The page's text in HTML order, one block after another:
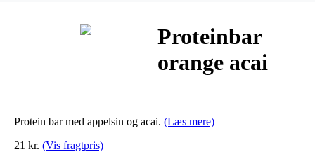
Proteinbar
orange acai
50 G
Protein bar med appelsin og acai. (Læs mere)
21 kr. (Vis fragtpris)